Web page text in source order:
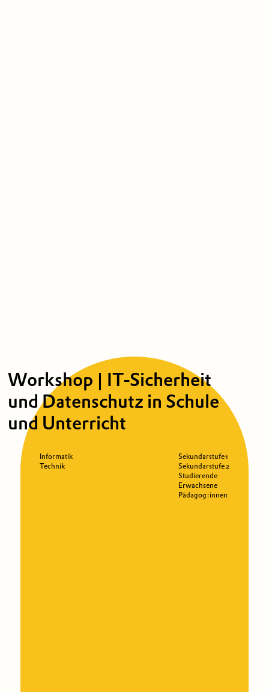
Workshop | IT-Sicherheit
und Datenschutz in Schule
und Unterricht
Informatik
Technik
Sekundarstufe 1
Sekundarstufe 2
Studierende
Erwachsene
Pädagog:innen